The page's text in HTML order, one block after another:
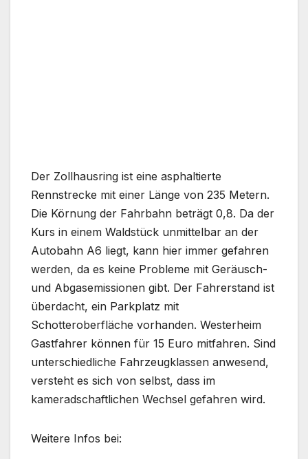
Der Zollhausring ist eine asphaltierte
Rennstrecke mit einer Länge von 235 Metern.
Die Körnung der Fahrbahn beträgt 0,8. Da der
Kurs in einem Waldstück unmittelbar an der
Autobahn A6 liegt, kann hier immer gefahren
werden, da es keine Probleme mit Geräusch-
und Abgasemissionen gibt. Der Fahrerstand ist
überdacht, ein Parkplatz mit
Schotteroberfläche vorhanden. Westerheim
Gastfahrer können für 15 Euro mitfahren. Sind
unterschiedliche Fahrzeugklassen anwesend,
versteht es sich von selbst, dass im
kameradschaftlichen Wechsel gefahren wird.
Weitere Infos bei: